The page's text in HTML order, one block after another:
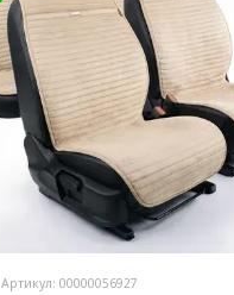
Артикул: 00000056927